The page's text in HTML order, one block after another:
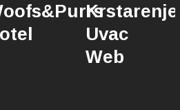
Krstarenje
Uvac
Web